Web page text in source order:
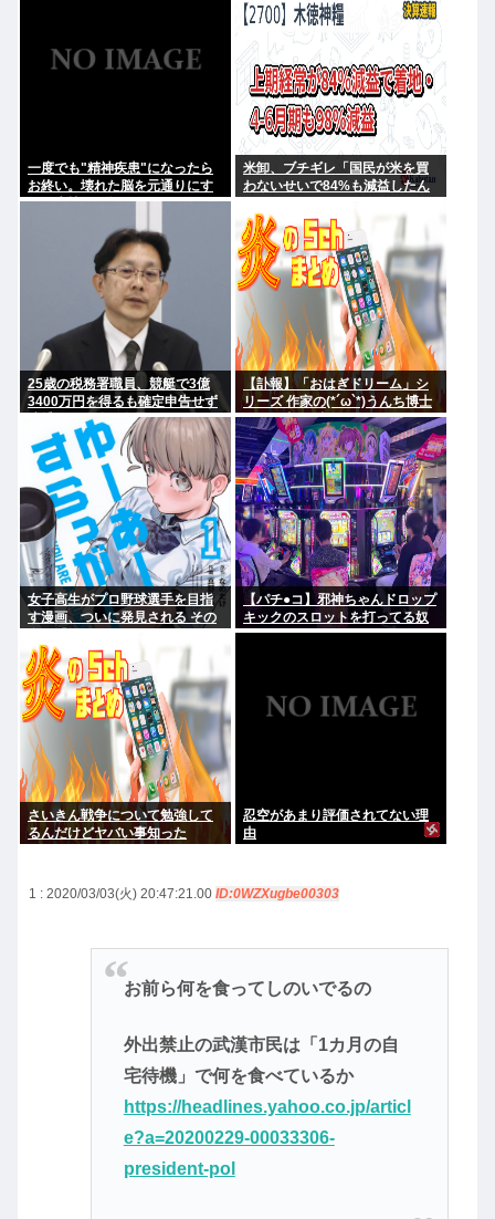
にやれてるだろうか？」
一度でも"精神疾患"になったら
お終い。壊れた脳を元通りにす
る医療技術は無い。
米卸、ブチギレ「国民が米を買
わないせいで84%も減益したん
25歳の税務署職員、競艇で3億
3400万円を得るも確定申告せず
逮捕。その他の余罪も
【訃報】「おはぎドリーム」シ
リーズ 作家の(*´ω`*)うんち博士
さん死去 64歳
女子高生がプロ野球選手を目指
す漫画、ついに発見される その
【パチ●コ】邪神ちゃんドロップ
キックのスロットを打ってる奴
がヤバすぎてワロタ
さいきん戦争について勉強して
るんだけどヤバい事知った
忍空があまり評価されてない理
由
1 : 2020/03/03(火) 20:47:21.00 ID:0WZXugbe00303
お前ら何を食ってしのいでるの
外出禁止の武漢市民は「1カ月の自
宅待機」で何を食べているか
https://headlines.yahoo.co.jp/articl
e?a=20200229-00033306-
president-pol